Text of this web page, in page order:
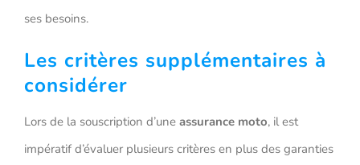
ses besoins.
Les critères supplémentaires à
considérer
Lors de la souscription d’une assurance moto, il est
impératif d’évaluer plusieurs critères en plus des garanties